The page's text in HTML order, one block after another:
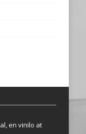
en vinilo at